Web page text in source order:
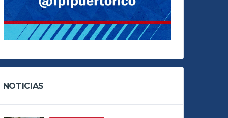
NOTICIAS